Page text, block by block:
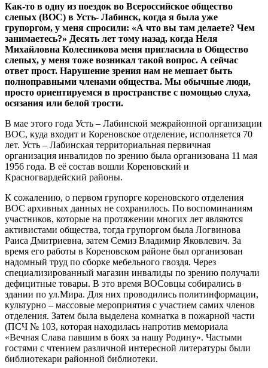
Как-то в одну из поездок во Всероссийское общество
слепых (ВОС) в Усть- Лабинск, когда я была уже
групоргом, у меня спросили: «А что вы там делаете? Чем
занимаетесь?» Десять лет тому назад, когда Неля
Михайловна Колесникова меня пригласила в Общество
слепых, у меня тоже возникал такой вопрос. А сейчас
ответ прост. Нарушение зрения нам не мешает быть
полноправными членами общества. Мы обычные люди,
просто ориентируемся в пространстве с помощью слуха,
осязания или белой трости.
В мае этого года Усть – Лабинской межрайонной организации
ВОС, куда входит и Кореновское отделение, исполняется 70
лет. Усть – Лабинская территориальная первичная
организация инвалидов по зрению была организована 11 мая
1956 года. В её состав вошли Кореновский и
Красногвардейский районы.
К сожалению, о первом групорге кореновского отделения
ВОС архивных данных не сохранилось. По воспоминаниям
участников, которые на протяжении многих лет являются
активистами общества, тогда групоргом была Логвинова
Раиса Дмитриевна, затем Семиз Владимир Яковлевич. За
время его работы в Кореновском районе был организован
надомный труд по сборке мебельного гвоздя. Через
специализированный магазин инвалиды по зрению получали
дефицитные товары. В это время ВОСовцы собирались в
здании по ул.Мира. Для них проводились политинформации,
культурно – массовые мероприятия с участием самих членов
отделения. Затем была выделена комнатка в пожарной части
(ПСЧ № 103, которая находилась напротив мемориала
«Вечная Слава павшим в боях за нашу Родину». Частыми
гостями с чтением различной интересной литературы были
библиотекари районной библиотеки.